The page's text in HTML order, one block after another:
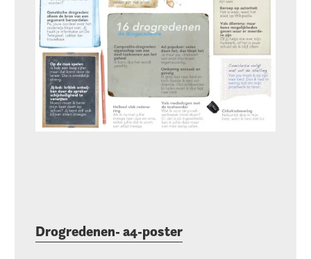
Drogredenen- a4-poster